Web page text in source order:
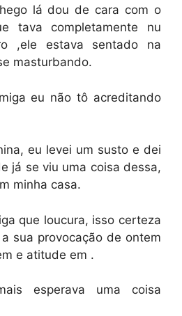
lá dou de cara com o
tava completamente nu
,ele estava sentado na
masturbando.
eu não tô acreditando
eu levei um susto e dei
já se viu uma coisa dessa,
minha casa.
que loucura, isso certeza
sua provocação de ontem
e atitude em .
esperava uma coisa